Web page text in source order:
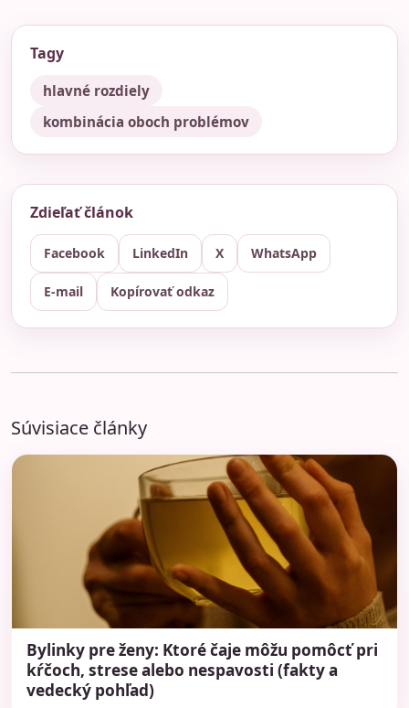
Tagy
hlavné rozdiely
kombinácia oboch problémov
Zdieľať článok
Facebook LinkedIn X WhatsApp
E-mail Kopírovať odkaz
Súvisiace články
Bylinky pre ženy: Ktoré čaje môžu pomôcť pri
kŕčoch, strese alebo nespavosti (fakty a
vedecký pohľad)